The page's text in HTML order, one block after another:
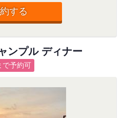
する
ンプル ディナー
で予約可